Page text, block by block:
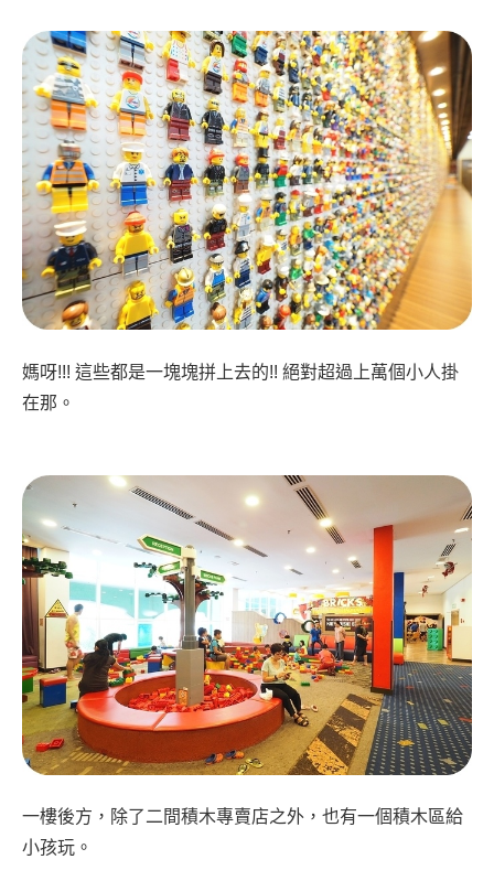
媽呀!!! 這些都是一塊塊拼上去的!! 絕對超過上萬個小人掛
在那。
一樓後方，除了二間積木專賣店之外，也有一個積木區給
小孩玩。